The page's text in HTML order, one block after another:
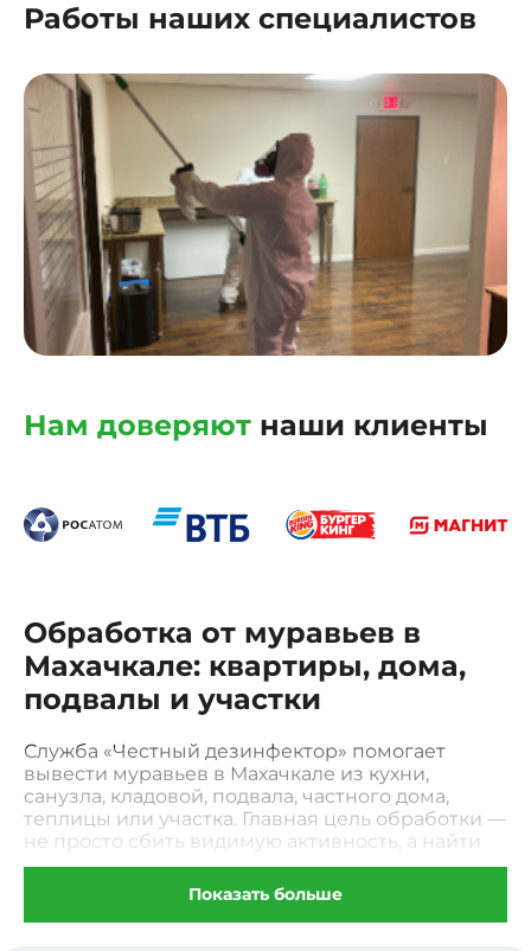
Работы наших специалистов
Нам доверяют наши клиенты
Обработка от муравьев в
Махачкале: квартиры, дома,
подвалы и участки
Служба «Честный дезинфектор» помогает
вывести муравьев в Махачкале из кухни,
санузла, кладовой, подвала, частного дома,
теплицы или участка. Главная цель обработки —
не просто сбить видимую активность, а найти
феромонные дорожки, щели, влажные зоны и
скрытые входы, через которые колония
выходит к воде и пище. Уничтожение муравьев
Показать больше